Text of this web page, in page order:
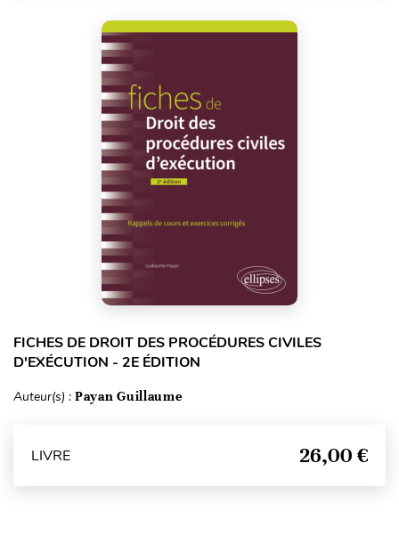
FICHES DE DROIT DES PROCÉDURES CIVILES
D'EXÉCUTION - 2E ÉDITION
Auteur(s) : Payan Guillaume
LIVRE 26,00 €